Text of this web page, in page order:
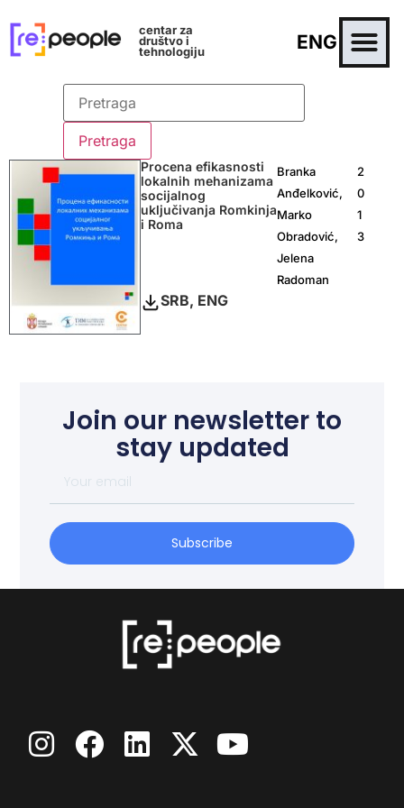
centar za
društvo i
tehnologiju ENG
Procena efikasnosti
lokalnih mehanizama
socijalnog
uključivanja Romkinja
i Roma
Branka
Anđelković,
Marko
Obradović,
Jelena
Radoman
2
0
1
3
SRB, ENG
Join our newsletter to
stay updated
Subscribe